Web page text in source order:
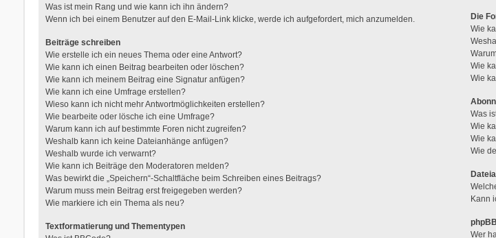
Was ist mein Rang und wie kann ich ihn ändern?
Wenn ich bei einem Benutzer auf den E-Mail-Link klicke, werde ich aufgefordert, mich anzumelden.
Beiträge schreiben
Wie erstelle ich ein neues Thema oder eine Antwort?
Wie kann ich einen Beitrag bearbeiten oder löschen?
Wie kann ich meinem Beitrag eine Signatur anfügen?
Wie kann ich eine Umfrage erstellen?
Wieso kann ich nicht mehr Antwortmöglichkeiten erstellen?
Wie bearbeite oder lösche ich eine Umfrage?
Warum kann ich auf bestimmte Foren nicht zugreifen?
Weshalb kann ich keine Dateianhänge anfügen?
Weshalb wurde ich verwarnt?
Wie kann ich Beiträge den Moderatoren melden?
Was bewirkt die „Speichern“-Schaltfläche beim Schreiben eines Beitrags?
Warum muss mein Beitrag erst freigegeben werden?
Wie markiere ich ein Thema als neu?
Textformatierung und Thementypen
Die
Wie
Wie
Wie
Was
Wie
Wie
Wie
Kann
Wer